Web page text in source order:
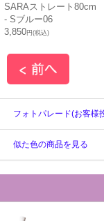
SARAストレート80cm
- Sブルー06
3,850円(税込)
フォトパレード(お客様
似た色の商品を見る